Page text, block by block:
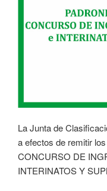
La Junta de
a efectos de remitir
CONCURSO DE
INTERINATOS Y